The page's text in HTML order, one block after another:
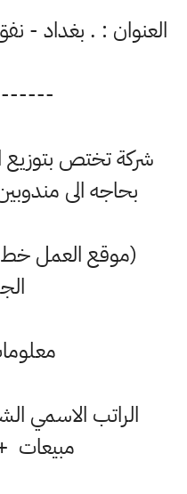
: . بغداد - نفق
شركة تختص بتوزيع
بحاجه الى
(موقع العمل خط
معلومات
مبيعات +